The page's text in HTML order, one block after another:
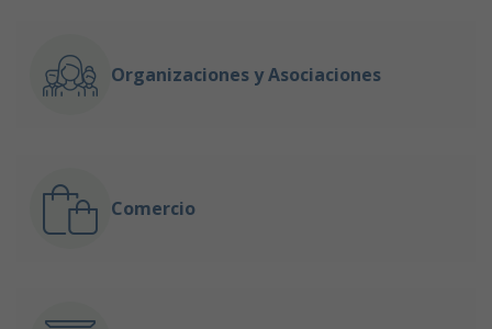
Organizaciones y Asociaciones
Comercio